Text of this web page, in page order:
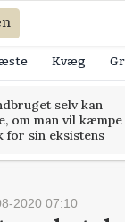
Kvæg
selv kan
om man vil kæmpe
for sin eksistens
2020 07:10